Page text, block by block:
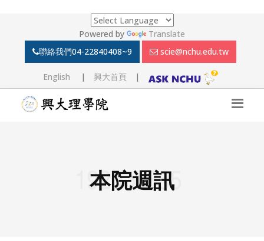
Powered by
Translate
聯絡我們04-22840408~9 scie@nchu.edu.tw
English | 興大首頁|
本院週訊